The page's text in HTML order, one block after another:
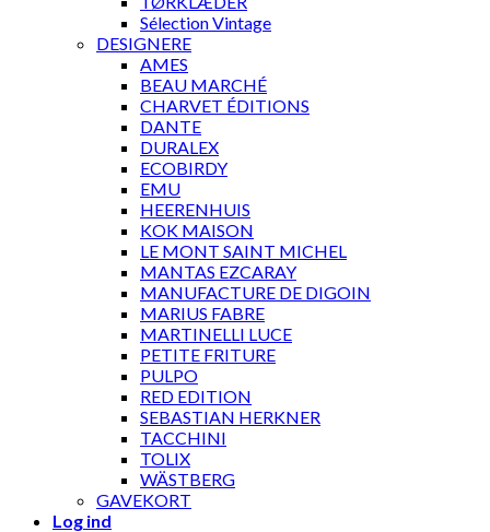
Sélection Vintage
DESIGNERE
AMES
BEAU MARCHÉ
CHARVET ÉDITIONS
DANTE
DURALEX
ECOBIRDY
EMU
HEERENHUIS
KOK MAISON
LE MONT SAINT MICHEL
MANTAS EZCARAY
MANUFACTURE DE DIGOIN
MARIUS FABRE
MARTINELLI LUCE
PETITE FRITURE
PULPO
RED EDITION
SEBASTIAN HERKNER
TACCHINI
TOLIX
WÄSTBERG
GAVEKORT
Log ind